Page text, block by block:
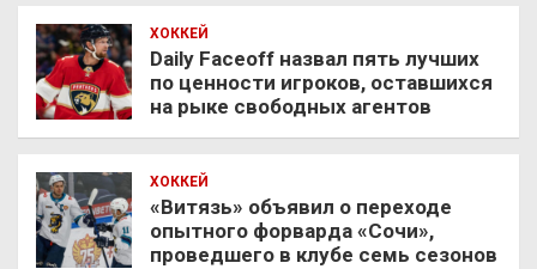
ХОККЕЙ
Daily Faceoff назвал пять лучших
по ценности игроков, оставшихся
на рыке свободных агентов
ХОККЕЙ
«Витязь» объявил о переходе
опытного форварда «Сочи»,
проведшего в клубе семь сезонов